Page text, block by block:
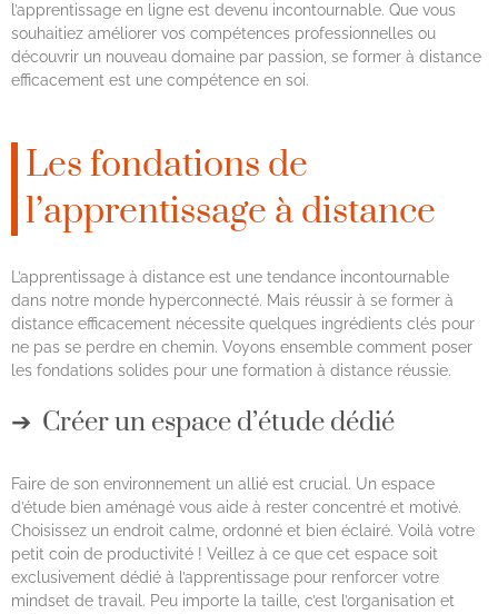
l’apprentissage en ligne est devenu incontournable. Que vous
souhaitiez améliorer vos compétences professionnelles ou
découvrir un nouveau domaine par passion, se former à distance
efficacement est une compétence en soi.
Les fondations de
l’apprentissage à distance
L’apprentissage à distance est une tendance incontournable
dans notre monde hyperconnecté. Mais réussir à se former à
distance efficacement nécessite quelques ingrédients clés pour
ne pas se perdre en chemin. Voyons ensemble comment poser
les fondations solides pour une formation à distance réussie.
Créer un espace d’étude dédié
Faire de son environnement un allié est crucial. Un espace
d’étude bien aménagé vous aide à rester concentré et motivé.
Choisissez un endroit calme, ordonné et bien éclairé. Voilà votre
petit coin de productivité ! Veillez à ce que cet espace soit
exclusivement dédié à l’apprentissage pour renforcer votre
mindset de travail. Peu importe la taille, c’est l’organisation et